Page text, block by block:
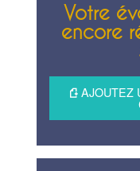
Votre
encore
AJOUTEZ